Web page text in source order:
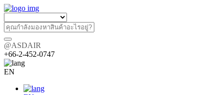
@ASDAIR
+66-2-452-0747
EN